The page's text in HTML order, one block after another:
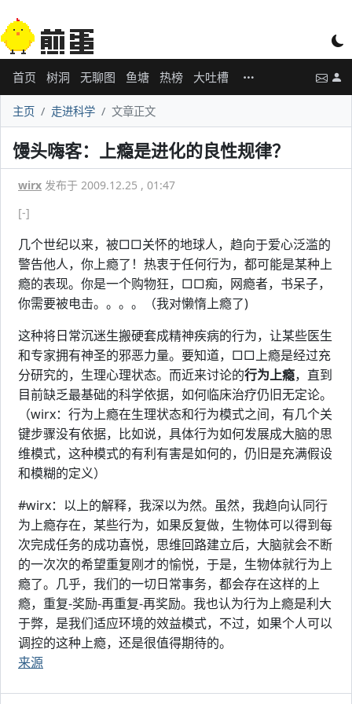
首页 树洞 无聊图 鱼塘 热榜 大吐槽
主页 走进科学 文章正文
馒头嗨客：上瘾是进化的良性规律？
wirx 发布于 2009.12.25 , 01:47
[-]
几个世纪以来，被□□关怀的地球人，趋向于爱心泛滥的
警告他人，你上瘾了！热衷于任何行为，都可能是某种上
瘾的表现。你是一个购物狂，□□痴，网瘾者，书呆子，
你需要被电击。。。。（我对懒惰上瘾了)
这种将日常沉迷生搬硬套成精神疾病的行为，让某些医生
和专家拥有神圣的邪恶力量。要知道，□□上瘾是经过充
分研究的，生理心理状态。而近来讨论的行为上瘾，直到
目前缺乏最基础的科学依据，如何临床治疗仍旧无定论。
（wirx：行为上瘾在生理状态和行为模式之间，有几个关
键步骤没有依据，比如说，具体行为如何发展成大脑的思
维模式，这种模式的有利有害是如何的，仍旧是充满假设
和模糊的定义）
#wirx：以上的解释，我深以为然。虽然，我趋向认同行
为上瘾存在，某些行为，如果反复做，生物体可以得到每
次完成任务的成功喜悦，思维回路建立后，大脑就会不断
的一次次的希望重复刚才的愉悦，于是，生物体就行为上
瘾了。几乎，我们的一切日常事务，都会存在这样的上
瘾，重复-奖励-再重复-再奖励。我也认为行为上瘾是利大
于弊，是我们适应环境的效益模式，不过，如果个人可以
调控的这种上瘾，还是很值得期待的。
来源